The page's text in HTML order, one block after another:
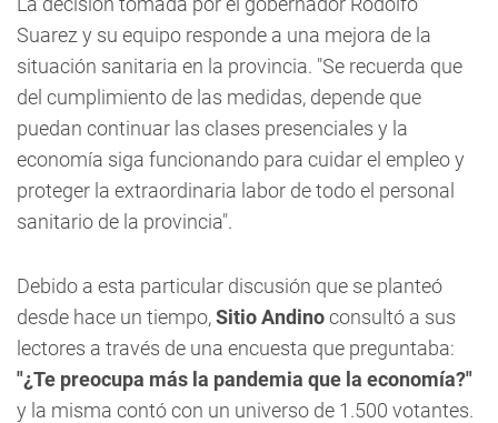
Suarez y su equipo responde a una mejora de la
situación sanitaria en la provincia. "Se recuerda que
del cumplimiento de las medidas, depende que
puedan continuar las clases presenciales y la
economía siga funcionando para cuidar el empleoy
proteger la extraordinaria labor de todo el personal
sanitario de la provincia".
Debido a esta particular discusión que se planteó
desde hace un tiempo,Sitio Andinoconsultó a sus
lectores a través de una encuesta que preguntaba:
"¿Te preocupa más la pandemia que la economía?"
y la misma contó con un universo de 1.500 votantes.